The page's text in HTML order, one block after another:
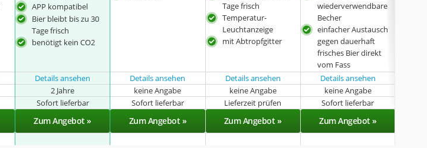
APP kompatibel
Bier bleibt bis zu 30
Tage frisch
benötigt kein CO2
Tage frisch
Temperatur-
Leuchtanzeige
mit Abtropfgitter
wiederverwendbare
Becher
einfacher Austausch
gegen dauerhaft
frisches Bier direkt
vom Fass
Details ansehen Details ansehen Details ansehen Details ansehen
2 Jahre keine Angabe keine Angabe keine Angabe
Sofort lieferbar Sofort lieferbar Lieferzeit prüfen Sofort lieferbar
Zum Angebot » Zum Angebot » Zum Angebot » Zum Angebot »